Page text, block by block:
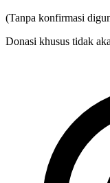
Donasi khusus tidak